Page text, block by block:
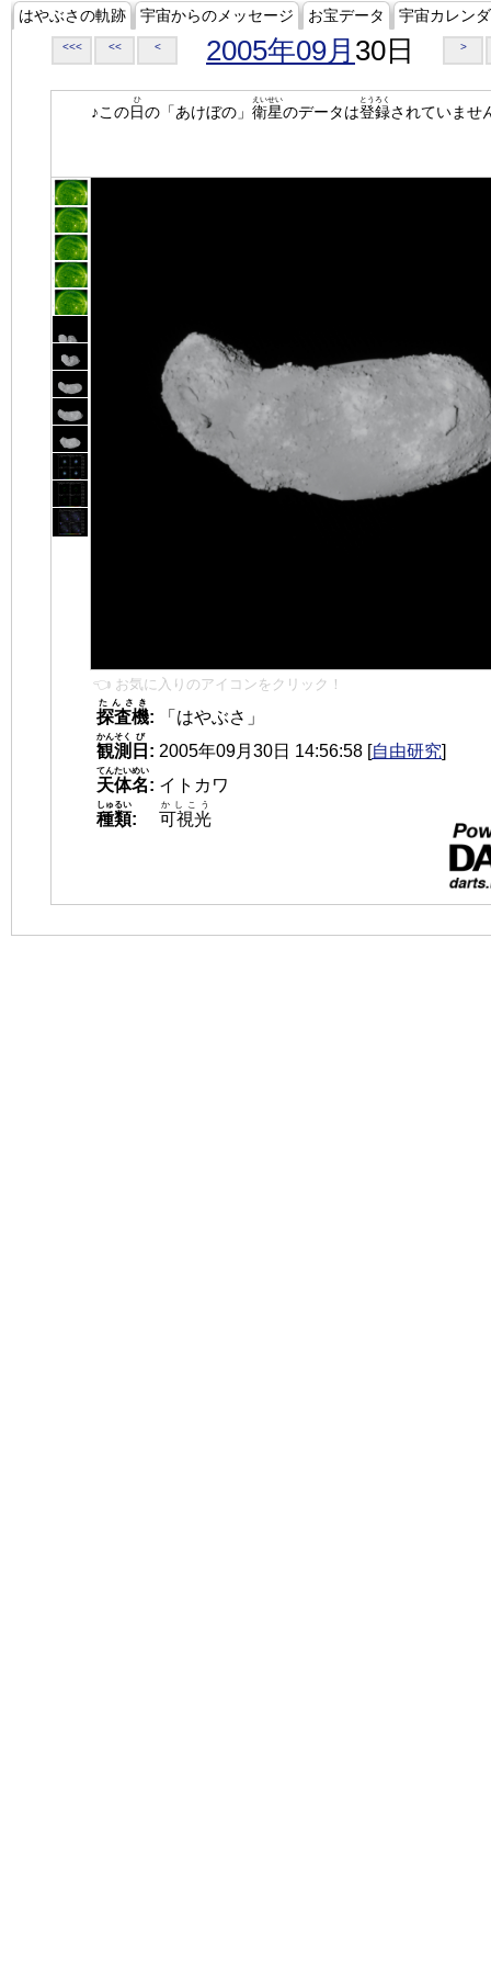
はやぶさの軌跡 宇宙からのメッセージ お宝データ 宇宙カレン
<<< << < 2005年09月 30日 >
♪この日
ひ
の「あけぼの」 衛星
えいせい
のデータは登録
とうろく
されていませ
👈 お気に入りのアイコンをクリック！
探査機
たんさき
:
「はやぶさ」
観測
かんそく
日
び
: 2005年09月30日 14:56:58 [自由研究]
天体名
てんたいめい
: イトカワ
種類
しゅるい
: 可視光
かしこう